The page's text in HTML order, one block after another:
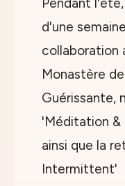
d'une
collaboration
Monastère
Guérissante,
'Méditation &
ainsi que la
Intermittent'